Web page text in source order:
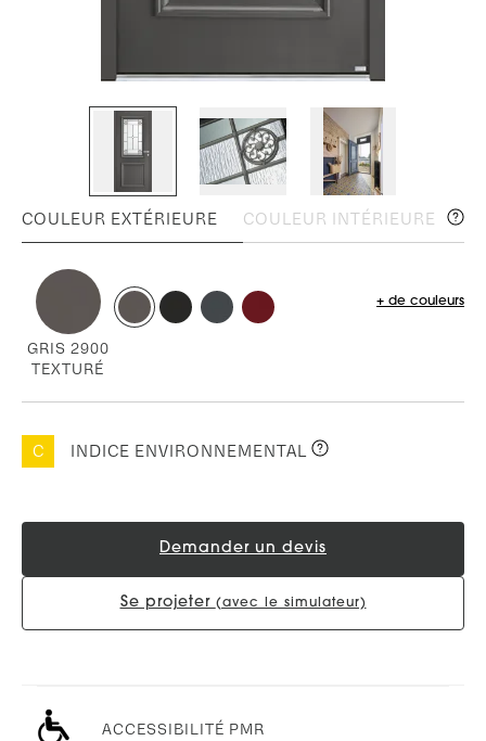
COULEUR EXTÉRIEURE COULEUR INTÉRIEURE
GRIS 2900
TEXTURÉ
+ de couleurs
C INDICE ENVIRONNEMENTAL
Demander un devis
Se projeter (avec le simulateur)
ACCESSIBILITÉ PMR